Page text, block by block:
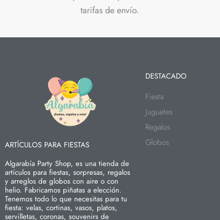
tarifas de envío.
ARTÍCULOS PARA FIESTAS
Algarabía Party Shop, es una tienda de
artículos para fiestas, sorpresas, regalos
y arreglos de globos con aire o con
helio. Fabricamos piñatas a elección.
Tenemos todo lo que necesitas para tu
fiesta: velas, cortinas, vasos, platos,
servilletas, coronas, souvenirs de
DESTACADO
Fiesta
Juguetes
Regalos
Globos